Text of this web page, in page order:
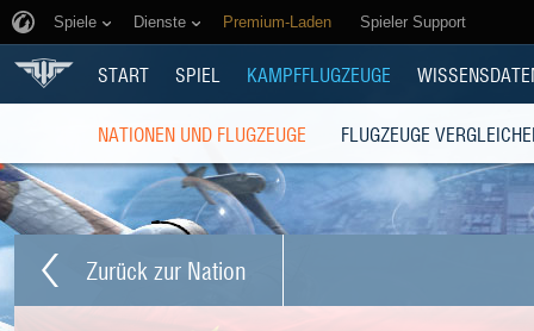
Spiele Dienste Premium-Laden Spieler Support
START SPIEL KAMPFFLUGZEUGE
NATIONEN UND FLUGZEUGE FLUGZEUGE
Zurück zur Nation